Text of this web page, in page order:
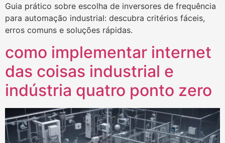
Guia prático sobre escolha de inversores de frequência
para automação industrial: descubra critérios fáceis,
erros comuns e soluções rápidas.
como implementar internet
das coisas industrial e
indústria quatro ponto zero